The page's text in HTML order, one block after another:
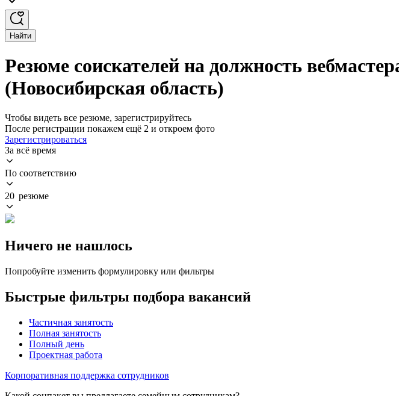
Найти
Резюме соискателей на должность
(Новосибирская область)
Чтобы видеть все резюме, зарегистрируйтесь
После регистрации покажем ещё 2 и откроем фото
Зарегистрироваться
За всё время
По соответствию
20 резюме
Ничего не нашлось
Попробуйте изменить формулировку или фильтры
Быстрые фильтры подбора вакансий
Частичная занятость
Полная занятость
Полный день
Проектная работа
Корпоративная поддержка сотрудников